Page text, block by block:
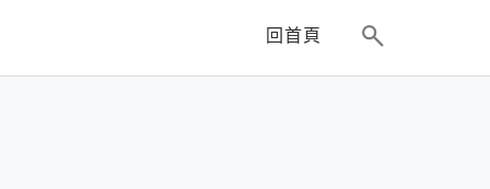
回首頁